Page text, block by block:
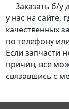
Заказать б/у
у нас на сайте,
качественных
по телефону
Если запчасти
причин, все
связавшись с